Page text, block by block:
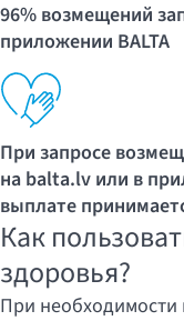
96% возмещений
приложении BALTA
При запросе
на balta.lv или в
выплате
Как
здоровья?
При необходимости